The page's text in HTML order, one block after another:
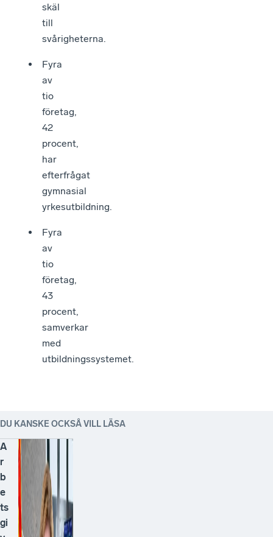
skäl
till
svårigheterna.
Fyra
av
tio
företag,
42
procent,
har
efterfrågat
gymnasial
yrkesutbildning.
Fyra
av
tio
företag,
43
procent,
samverkar
med
utbildningssystemet.
DU KANSKE OCKSÅ VILL LÄSA
A
r
b
e
ts
gi